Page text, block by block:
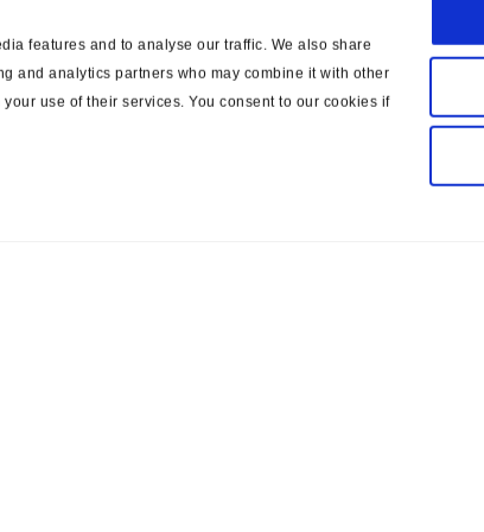
features and to analyse our traffic. We also share
and analytics partners who may combine it with other
use of their services. You consent to our cookies if